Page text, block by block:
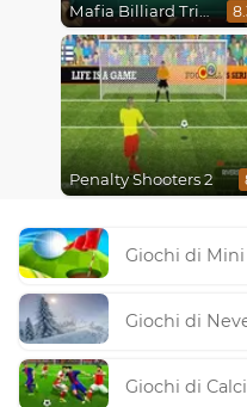
Mafia Billiard Tricks
Penalty Shooters 2
Giochi di
Giochi di
Giochi di